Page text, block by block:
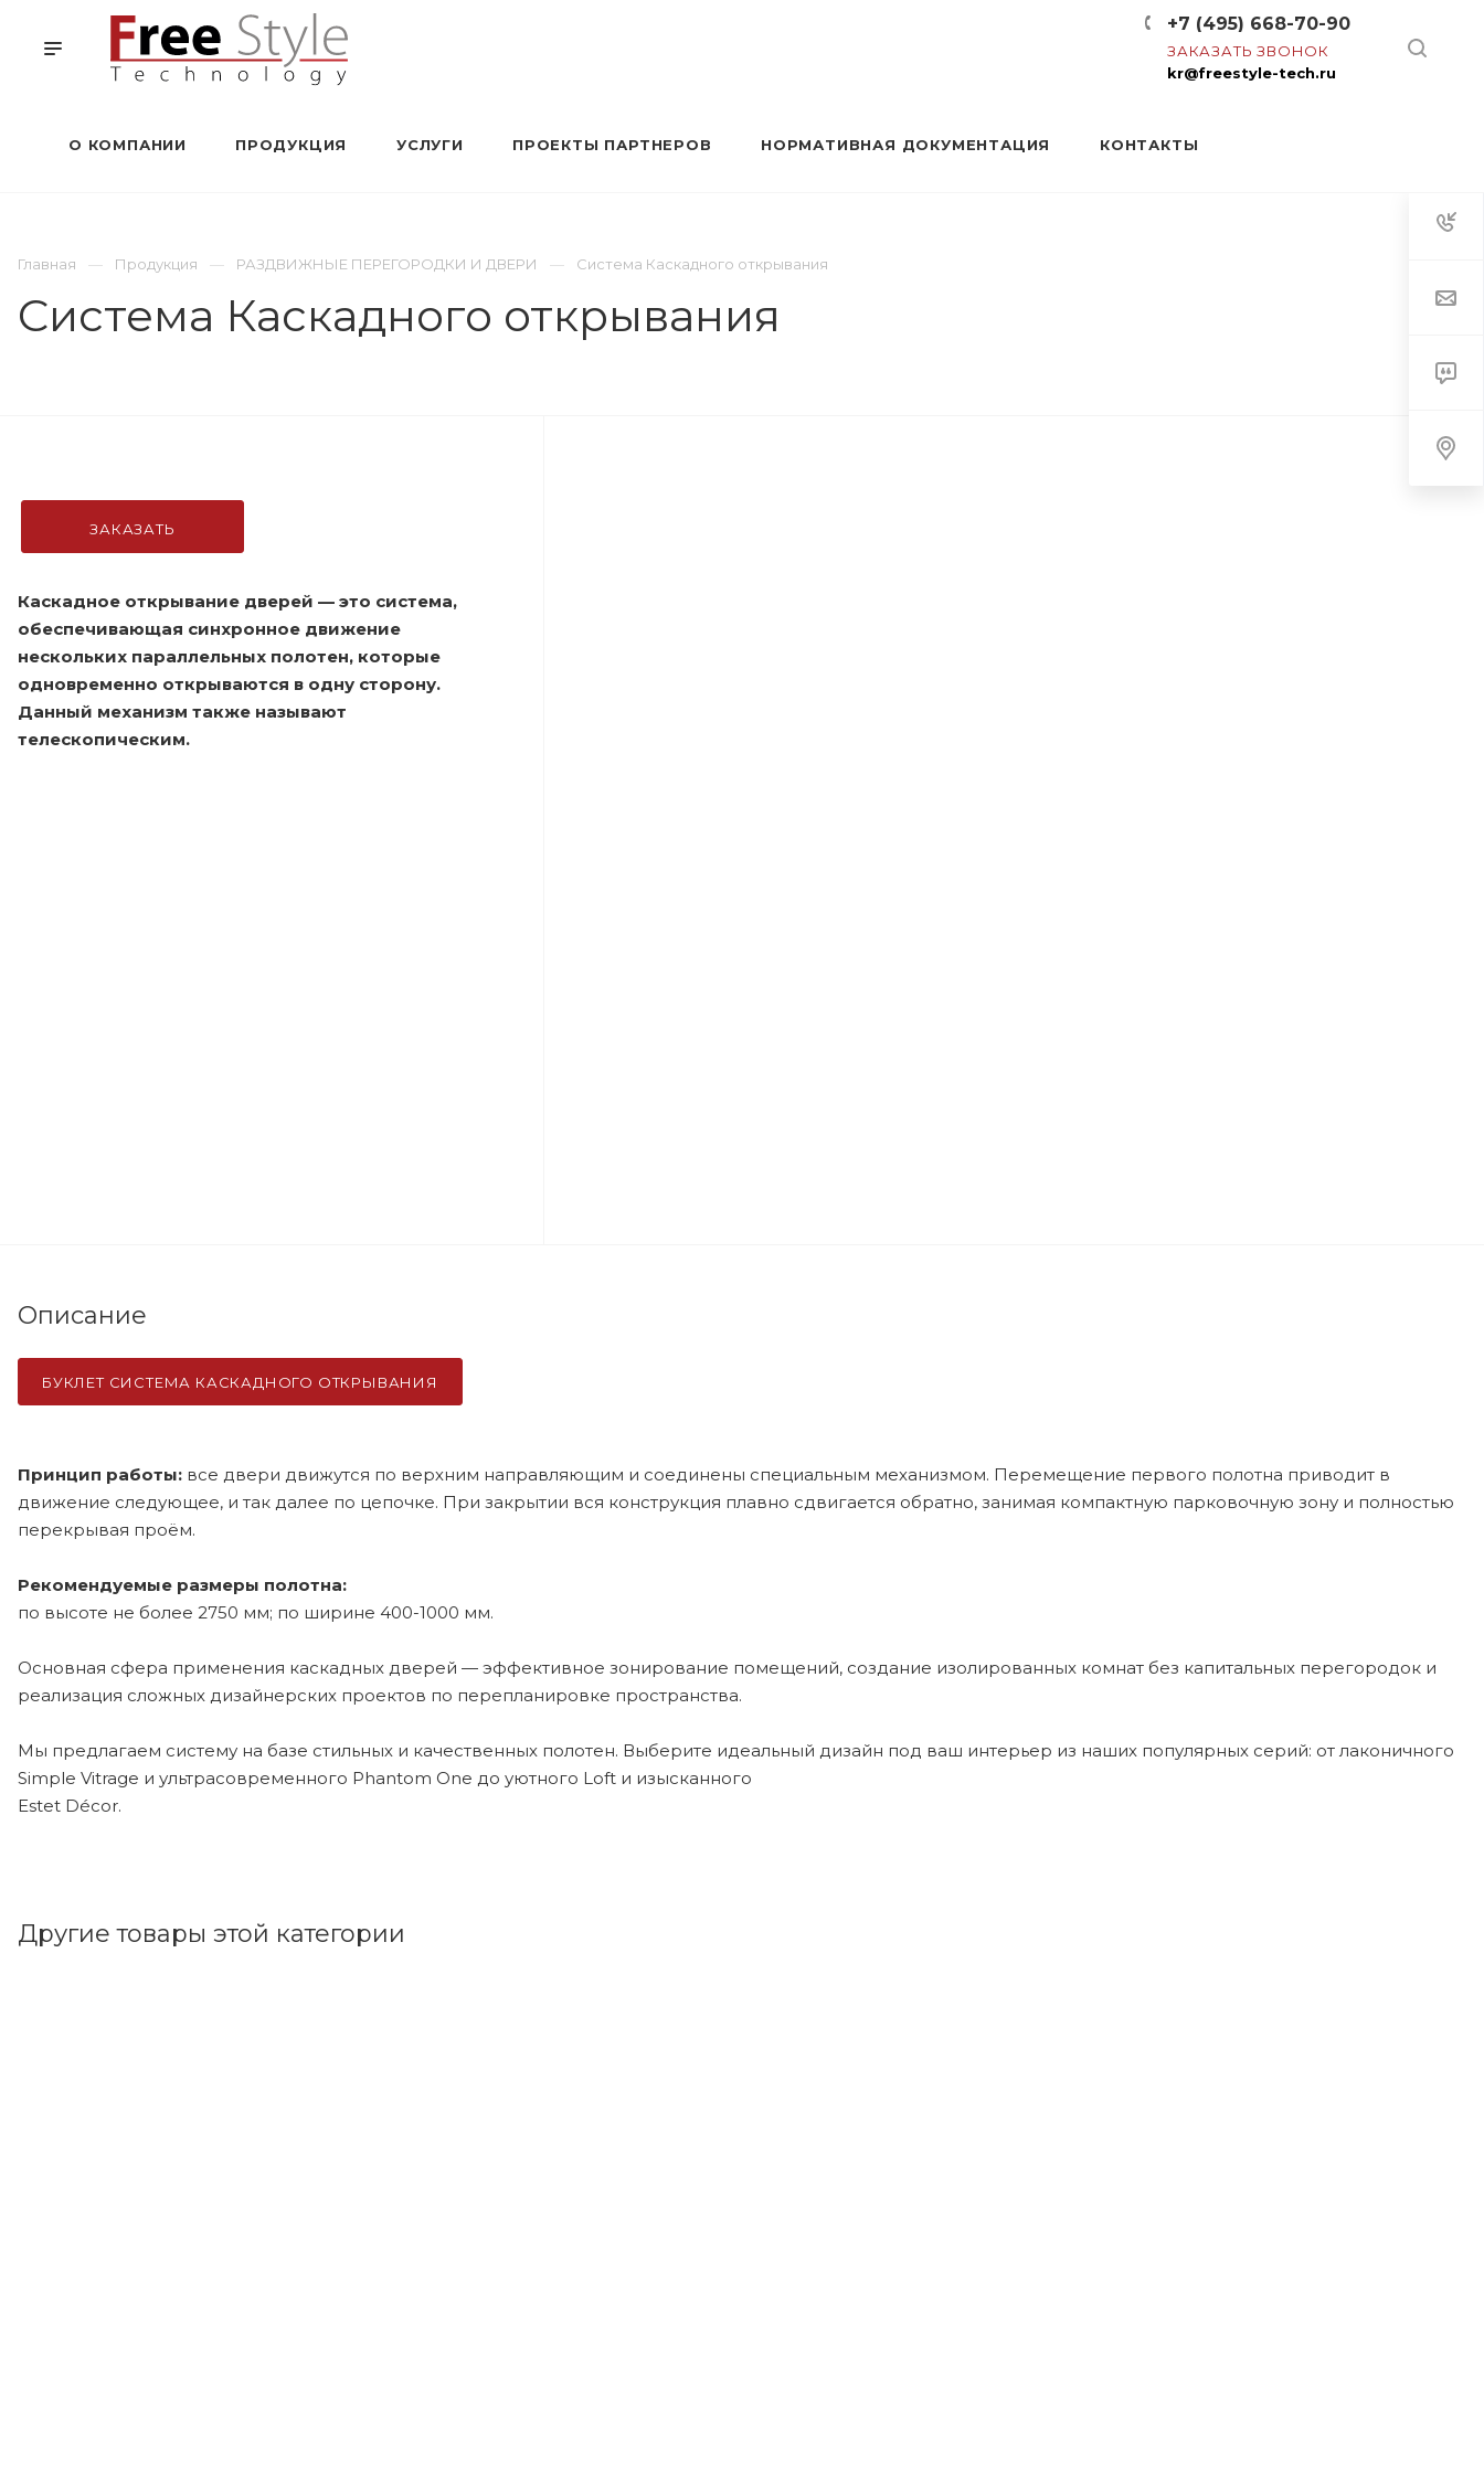
+7 (495) 668-70-90
ЗАКАЗАТЬ ЗВОНОК
kr@freestyle-tech.ru
О КОМПАНИИ ПРОДУКЦИЯ УСЛУГИ ПРОЕКТЫ ПАРТНЕРОВ НОРМАТИВНАЯ ДОКУМЕНТАЦИЯ КОНТАКТЫ
Главная Продукция РАЗДВИЖНЫЕ ПЕРЕГОРОДКИ И ДВЕРИ Система Каскадного открывания
Система Каскадного открывания
ЗАКАЗАТЬ
Каскадное открывание дверей — это система,
обеспечивающая синхронное движение
нескольких параллельных полотен, которые
одновременно открываются в одну сторону.
Данный механизм также называют
телескопическим.
Описание
БУКЛЕТ СИСТЕМА КАСКАДНОГО ОТКРЫВАНИЯ
Принцип работы: все двери движутся по верхним направляющим и соединены специальным механизмом. Перемещение первого полотна приводит в
движение следующее, и так далее по цепочке. При закрытии вся конструкция плавно сдвигается обратно, занимая компактную парковочную зону и полностью
перекрывая проём.
Рекомендуемые размеры полотна:
по высоте не более 2750 мм; по ширине 400-1000 мм.
Основная сфера применения каскадных дверей — эффективное зонирование помещений, создание изолированных комнат без капитальных перегородок и
реализация сложных дизайнерских проектов по перепланировке пространства.
Мы предлагаем систему на базе стильных и качественных полотен. Выберите идеальный дизайн под ваш интерьер из наших популярных серий: от лаконичного
Simple Vitrage и ультрасовременного Phantom One до уютного Loft и изысканного
Estet Décor.
Другие товары этой категории